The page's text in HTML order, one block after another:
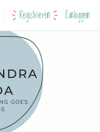
Registrieren Einloggen